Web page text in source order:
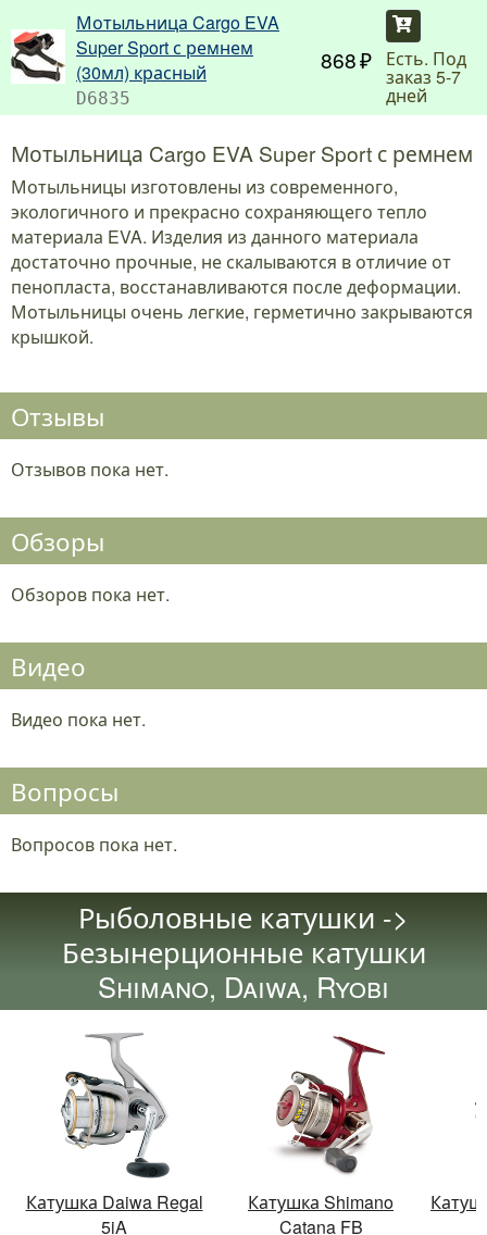
Мотыльница Cargo EVA
Super Sport с ремнем
(30мл) красный
D6835
868 Есть. Под
заказ 5-7
дней
Мотыльница Cargo EVA Super Sport с ремнем
Мотыльницы изготовлены из современного,
экологичного и прекрасно сохраняющего тепло
материала EVA. Изделия из данного материала
достаточно прочные, не скалываются в отличие от
пенопласта, восстанавливаются после деформации.
Мотыльницы очень легкие, герметично закрываются
крышкой.
Отзывы
Отзывов пока нет.
Обзоры
Обзоров пока нет.
Видео
Видео пока нет.
Вопросы
Вопросов пока нет.
Рыболовные катушки ->
Безынерционные катушки
Shimano, Daiwa, Ryobi
Катушка Daiwa Regal
5iA
Катушка Shimano
Catana FB